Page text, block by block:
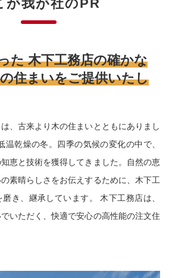
が我が社のPR
た 木下工務店の確かな
住まいをご提供いたし
、古来より木の住まいとともにありまし
温乾燥の冬。四季の気候の変化の中で、
恵と技術を獲得してきました。自然の恵
素晴らしさをお伝えするために、木下工
き、継承しています。 木下工務店は、
いただく、快適で安心の高性能の注文住